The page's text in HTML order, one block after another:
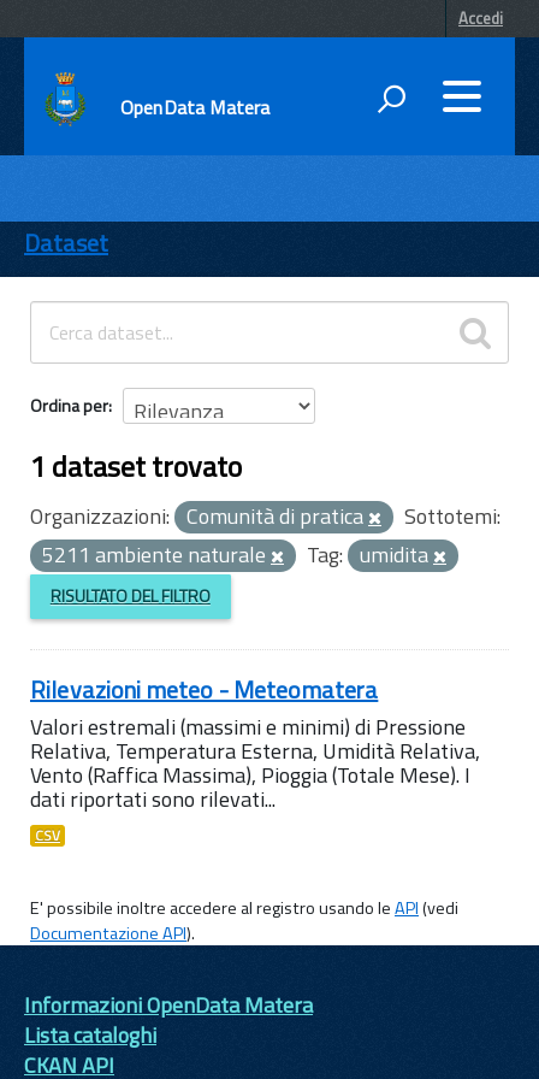
Accedi
OpenData Matera
ENTI
TEMI
INFORMAZIONI
Dataset
Ordina per
1 dataset trovato
Organizzazioni: Comunità di pratica
Sottotemi:
5211 ambiente naturale
Tag: umidita
RISULTATO DEL FILTRO
Rilevazioni meteo - Meteomatera
Valori estremali (massimi e minimi) di Pressione
Relativa, Temperatura Esterna, Umidità Relativa,
Vento (Raffica Massima), Pioggia (Totale Mese). I
dati riportati sono rilevati...
CSV
E' possibile inoltre accedere al registro usando leAPI(vedi
Documentazione API).
Informazioni OpenData Matera
Lista cataloghi
CKAN API